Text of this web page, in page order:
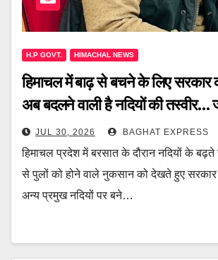
H.P GOVT. HIMACHAL NEWS
हिमाचल में बाढ़ से बचने के लिए सरकार
अब बदलने वाली है नदियों की तस्वीर…
JUL 30, 2026 BAGHAT EXPRESS
हिमाचल प्रदेश में बरसात के दौरान नदियों के
से पुलों को होने वाले नुकसान को देखते हुए
अन्य प्रमुख नदियों पर बने…